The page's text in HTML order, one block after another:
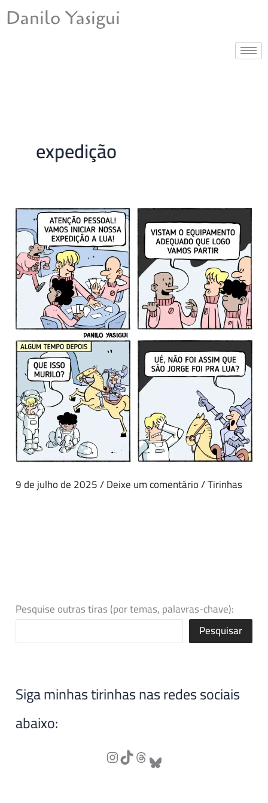
para
Danilo Yasigui
expedição
9 de julho de 2025/Deixe um comentário/Tirinhas
Pesquise outras tiras (por temas, palavras-chave):
Pesquisar
Siga minhas tirinhas nas redes sociais
abaixo: